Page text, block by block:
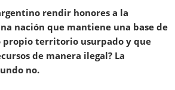
rendir honores a la
nación que mantiene una base de
propio territorio usurpado y que
de manera ilegal? La
no.